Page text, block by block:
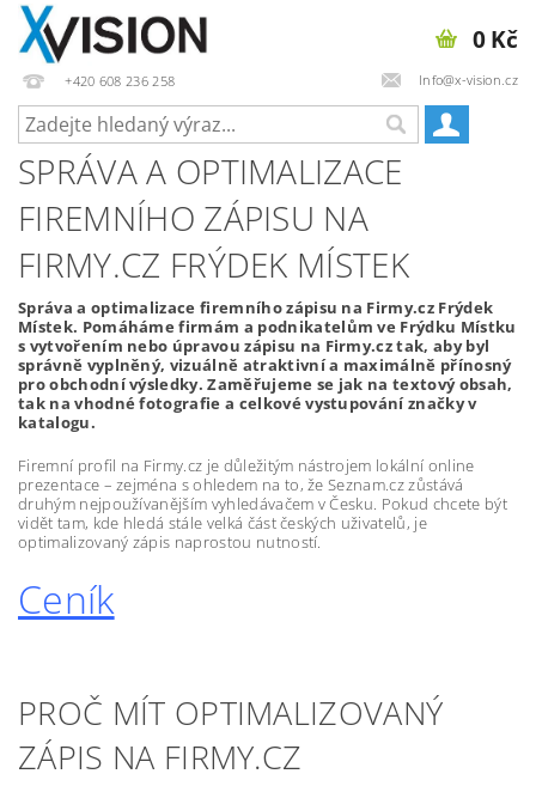
+420 608 236 258 Info@x-vision.cz
0 Kč
SPRÁVA A OPTIMALIZACE
FIREMNÍHO ZÁPISU NA
FIRMY.CZ FRÝDEK MÍSTEK
Správa a optimalizace firemního zápisu na Firmy.cz Frýdek
Místek. Pomáháme firmám a podnikatelům ve Frýdku Místku
s vytvořením nebo úpravou zápisu na Firmy.cz tak, aby byl
správně vyplněný, vizuálně atraktivní a maximálně přínosný
pro obchodní výsledky. Zaměřujeme se jak na textový obsah,
tak na vhodné fotografie a celkové vystupování značky v
katalogu.
Firemní profil na Firmy.cz je důležitým nástrojem lokální online
prezentace – zejména s ohledem na to, že Seznam.cz zůstává
druhým nejpoužívanějším vyhledávačem v Česku. Pokud chcete být
vidět tam, kde hledá stále velká část českých uživatelů, je
optimalizovaný zápis naprostou nutností.
Ceník
PROČ MÍT OPTIMALIZOVANÝ
ZÁPIS NA FIRMY.CZ